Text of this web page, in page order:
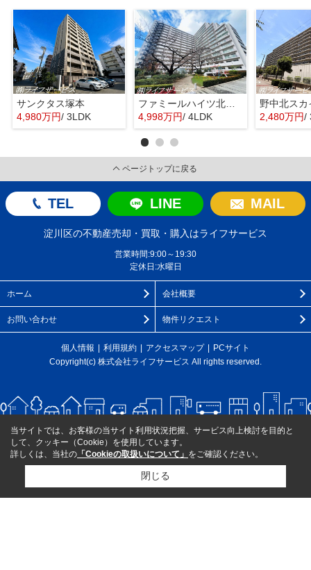
サンクタス塚本
4,980万円/ 3LDK
ファミールハイツ北大阪４号棟
4,998万円/ 4LDK
野中北スカ
2,480万円/
ページトップに戻る
TEL LINE MAIL
淀川区の不動産売却・買取・購入はライフサービス
営業時間:9:00～19:30
定休日:水曜日
ホーム 会社概要
お問い合わせ 物件リクエスト
個人情報 利用規約 アクセスマップ
PCサイト
Copyright(c) 株式会社ライフサービス All rights reserved.
当サイトでは、お客様の当サイト利用状況把握、サービス向上検討を目的と
して、クッキー（Cookie）を使用しています。
詳しくは、当社の 「Cookieの取扱いについて」 をご確認ください。
閉じる